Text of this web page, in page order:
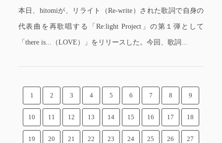
本日、hitomiが、リライト（Re-write）された歌詞で自身の
代表曲を再歌唱する「Re:light Project」の第１弾として
「there is...（LOVE）」をリリースした。今回、歌詞...
1 2 3 4 5 6 7 8 9
10 11 12 13 14 15 16 17 18
19 20 21 22 23 24 25 26 27